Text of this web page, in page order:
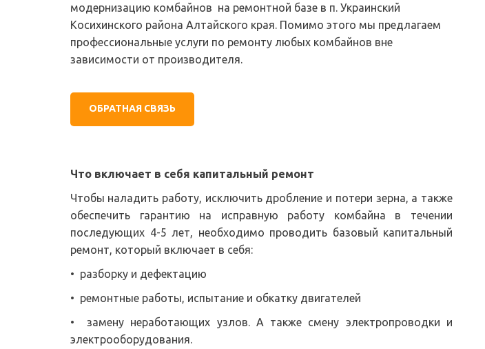
модернизацию комбайнов  на ремонтной базе в п. Украинский
Косихинского района Алтайского края. Помимо этого мы предлагаем
профессиональные услуги по ремонту любых комбайнов вне
зависимости от производителя.
ОБРАТНАЯ СВЯЗЬ
Что включает в себя капитальный ремонт
Чтобы наладить работу, исключить дробление и потери зерна, а также
обеспечить гарантию на исправную работу комбайна в течении
последующих 4-5 лет, необходимо проводить базовый капитальный
ремонт, который включает в себя:
• разборку и дефектацию
• ремонтные работы, испытание и обкатку двигателей
• замену неработающих узлов. А также смену электропроводки и
электрооборудования.